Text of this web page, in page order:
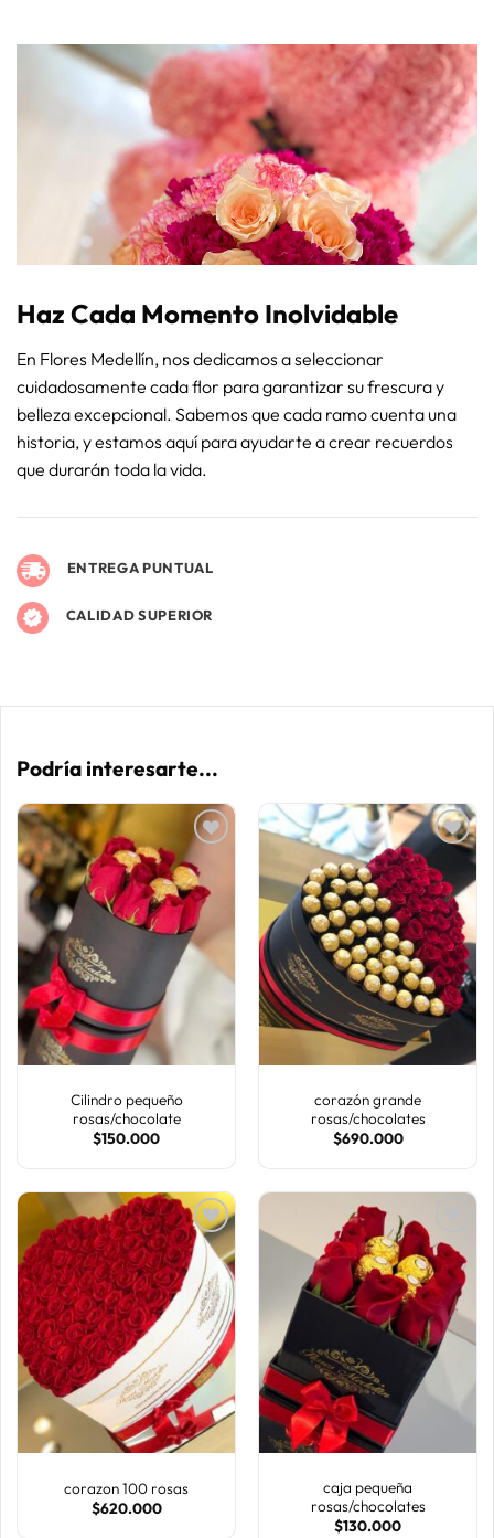
Haz Cada Momento Inolvidable
En Flores Medellín, nos dedicamos a seleccionar
cuidadosamente cada flor para garantizar su frescura y
belleza excepcional. Sabemos que cada ramo cuenta una
historia, y estamos aquí para ayudarte a crear recuerdos
que durarán toda la vida.
ENTREGA PUNTUAL
CALIDAD SUPERIOR
Podría interesarte...
AÑADIR
A LA
LISTA
DE
DESEOS
Cilindro pequeño
rosas/chocolate
$150.000
AÑADIR
A LA
LISTA
DE
DESEOS
corazón grande
rosas/chocolates
$690.000
AÑADIR
A LA
LISTA
DESEOS
corazon 100 rosas
$620.000
AÑADIR
A LA
LISTA
DE
DESEOS
caja pequeña
rosas/chocolates
$130.000